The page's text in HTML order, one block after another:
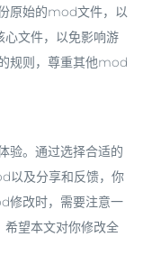
原始的mod文件，以
心文件，以免影响游
规则，尊重其他mod
验。通过选择合适的
及分享和反馈，你
修改时，需要注意一
希望本文对你修改全